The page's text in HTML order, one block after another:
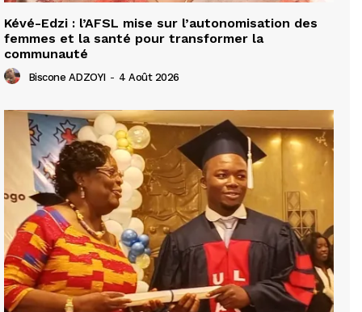
Kévé-Edzi : l’AFSL mise sur l’autonomisation des
femmes et la santé pour transformer la
communauté
Biscone ADZOYI - 4 Août 2026